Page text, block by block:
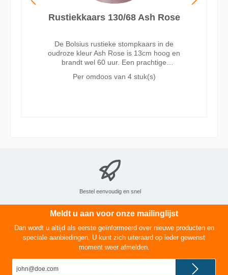
Rustiekkaars 130/68 Ash Rose
De Bolsius rustieke stompkaars in de
oudroze kleur Ash Rose is 13cm hoog en
brandt wel 60 uur. Een prachtige
combineert met bruin, goud, grijs of
Per omdoos van 4 stuk(s)
Bestel eenvoudig en snel
Meldt u aan voor onze mailinglijst
Dan wordt u altijd als eerste geïnformeerd over nieuwe producten en
speciale aanbiedingen. U kunt zich uiteraard op ieder gewenst
moment weer afmelden.